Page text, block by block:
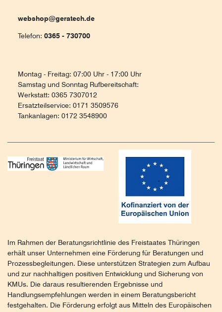
webshop@geratech.de
Telefon: 0365 - 730700
Montag - Freitag: 07:00 Uhr - 17:00 Uhr
Samstag und Sonntag Rufbereitschaft:
Werkstatt: 0365 7307012
Ersatzteilservice: 0171 3509576
Tankanlagen: 0172 3548900
Im Rahmen der Beratungsrichtlinie des Freistaates Thüringen
erhält unser Unternehmen eine Förderung für Beratungen und
Prozessbegleitungen. Diese unterstützen Strategien zum Aufbau
und zur nachhaltigen positiven Entwicklung und Sicherung von
KMUs. Die daraus resultierenden Ergebnisse und
Handlungsempfehlungen werden in einem Beratungsbericht
festgehalten. Die Förderung erfolgt aus Mitteln des Europäischen